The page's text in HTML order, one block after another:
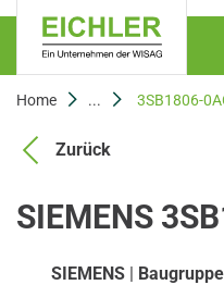
Home ... 3SB1806-
Zurück
SIEMENS
SIEMENS |